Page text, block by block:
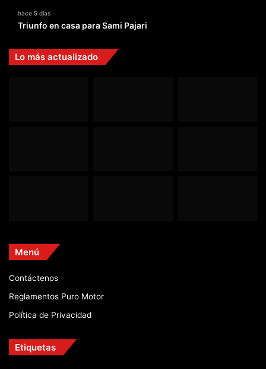
hace 5 días
Triunfo en casa para Sami Pajari
Lo más actualizado
Menú
Contáctenos
Reglamentos Puro Motor
Política de Privacidad
Etiquetas